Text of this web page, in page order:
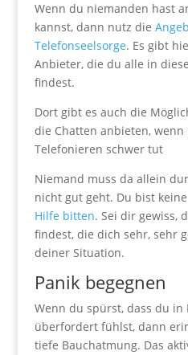
Wenn du niemanden hast
kannst, dann nutz die
Telefonseelsorge. Es gibt
Anbieter, die du alle in
findest.
Dort gibt es auch die
die Chatten anbieten,
Telefonieren schwer tut
Niemand muss da allein
nicht gut geht. Du bist
Hilfe bitten. Sei dir gewiss,
findest, die dich sehr, sehr
deiner Situation.
Panik begegnen
Wenn du spürst, dass du
überfordert fühlst, dann
tiefe Bauchatmung. Das